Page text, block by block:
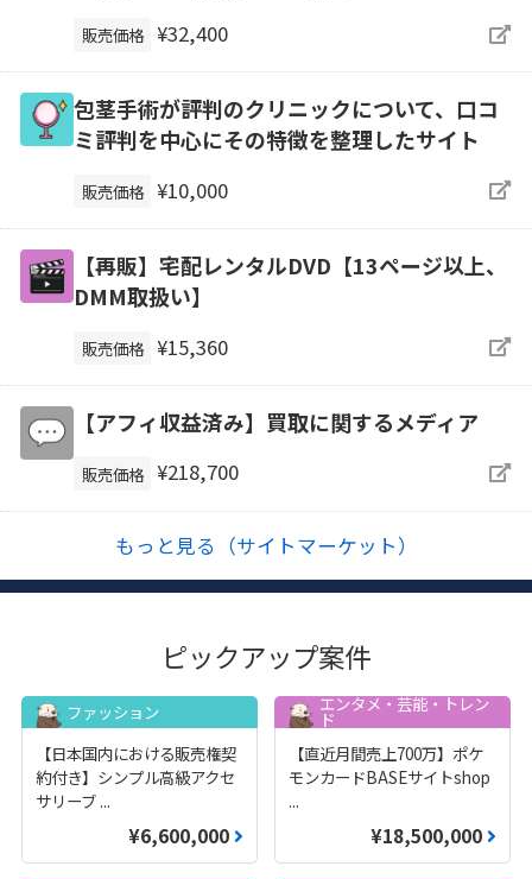
販売価格 ¥32,400
包茎手術が評判のクリニックについて、口コ
ミ評判を中心にその特徴を整理したサイト
販売価格 ¥10,000
【再販】宅配レンタルDVD【13ページ以上、
DMM取扱い】
販売価格 ¥15,360
【アフィ収益済み】買取に関するメディア
販売価格 ¥218,700
もっと見る（サイトマーケット）
ピックアップ案件
ファッション
【日本国内における販売権契
約付き】シンプル高級アクセ
サリーブ ...
¥6,600,000
エンタメ・芸能・トレン
ド
【直近月間売上700万】ポケ
モンカードBASEサイトshop
...
¥18,500,000